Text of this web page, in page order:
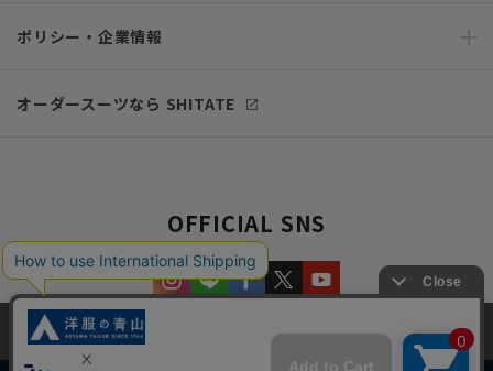
ポリシー・企業情報
オーダースーツなら SHITATE
OFFICIAL SNS
当サイトでは、快適な閲覧体験とコンテンツ改善のためにCookieを使用